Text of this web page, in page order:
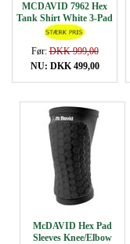
MCDAVID 7962 Hex
Tank Shirt White 3-Pad
Før:DKK 999,00
NU: DKK 499,00
McDAVID Hex Pad
Sleeves Knee/Elbow